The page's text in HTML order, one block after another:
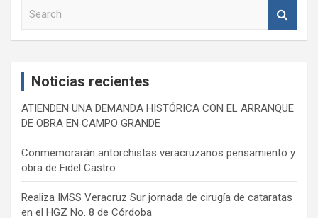
Noticias recientes
ATIENDEN UNA DEMANDA HISTÓRICA CON EL ARRANQUE
DE OBRA EN CAMPO GRANDE
Conmemorarán antorchistas veracruzanos pensamiento y
obra de Fidel Castro
Realiza IMSS Veracruz Sur jornada de cirugía de cataratas
en el HGZ No. 8 de Córdoba